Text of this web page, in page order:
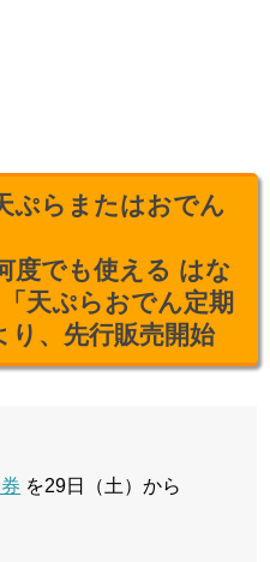
ぷらまたはおでん
度でも使える はな
天ぷらおでん定期
り、先行販売開始
を29日（土）から